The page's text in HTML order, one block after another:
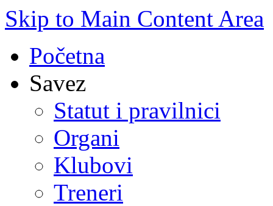
Skip to Main Content Area
Početna
Savez
Statut i pravilnici
Organi
Klubovi
Treneri